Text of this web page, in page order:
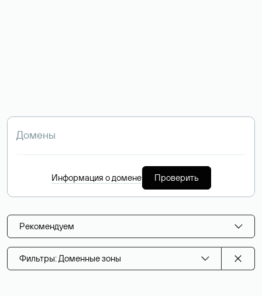
Информация о домене Проверить
Рекомендуем
Фильтры: Доменные зоны